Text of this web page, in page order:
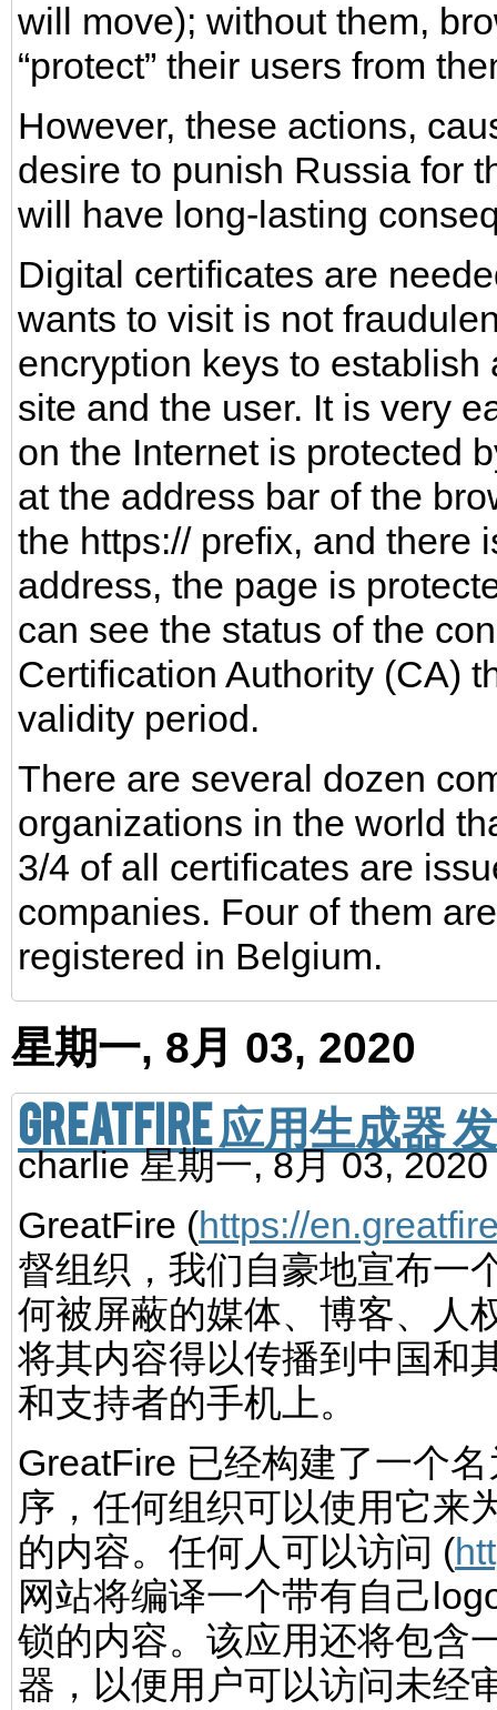
will move); without them,
“protect” their users from
However, these actions,
desire to punish Russia for
will have long-lasting
Digital certificates are
wants to visit is not
encryption keys to
site and the user. It is very
on the Internet is protected
at the address bar of the
the https:// prefix, and there
address, the page is
can see the status of the
Certification Authority (CA)
validity period.
There are several dozen
organizations in the world
3/4 of all certificates are
companies. Four of them
registered in Belgium.
星期一, 8月 03, 2020
GreatFire 应用生成器
charlie星期一, 8月 03, 2020
GreatFire (https://
督组织，我们自豪地宣布一
何被屏蔽的媒体、博客、人
将其内容得以传播到中国和
和支持者的手机上。
GreatFire 已经构建了一个
序，任何组织可以使用它来
的内容。任何人可以访问 (
网站将编译一个带有自己
锁的内容。该应用还将包含
器，以便用户可以访问未经